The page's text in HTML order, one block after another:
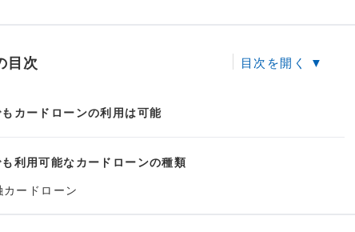
目次
カードローンの利用は可能
利用可能なカードローンの種類
ードローン